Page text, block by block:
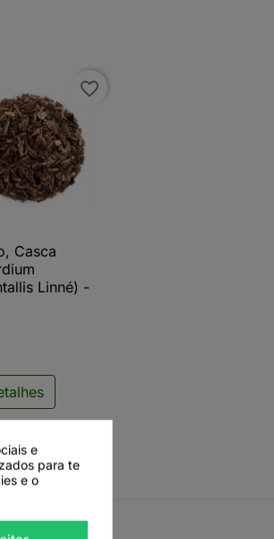
favorite_border
Vista rápida
Casca
Linné) -
e
para te
e o